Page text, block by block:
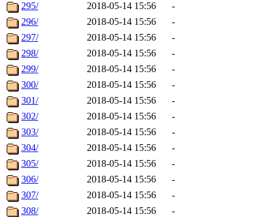
295/
2018-05-14 15:56
-
296/
2018-05-14 15:56
-
297/
2018-05-14 15:56
-
298/
2018-05-14 15:56
-
299/
2018-05-14 15:56
-
300/
2018-05-14 15:56
-
301/
2018-05-14 15:56
-
302/
2018-05-14 15:56
-
303/
2018-05-14 15:56
-
304/
2018-05-14 15:56
-
305/
2018-05-14 15:56
-
306/
2018-05-14 15:56
-
307/
2018-05-14 15:56
-
308/
2018-05-14 15:56
-